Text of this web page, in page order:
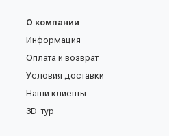
О компании
Информация
Оплата и возврат
Условия доставки
Наши клиенты
3D-тур